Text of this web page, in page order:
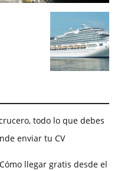
todo lo que debes
enviar tu CV
llegar gratis desde el